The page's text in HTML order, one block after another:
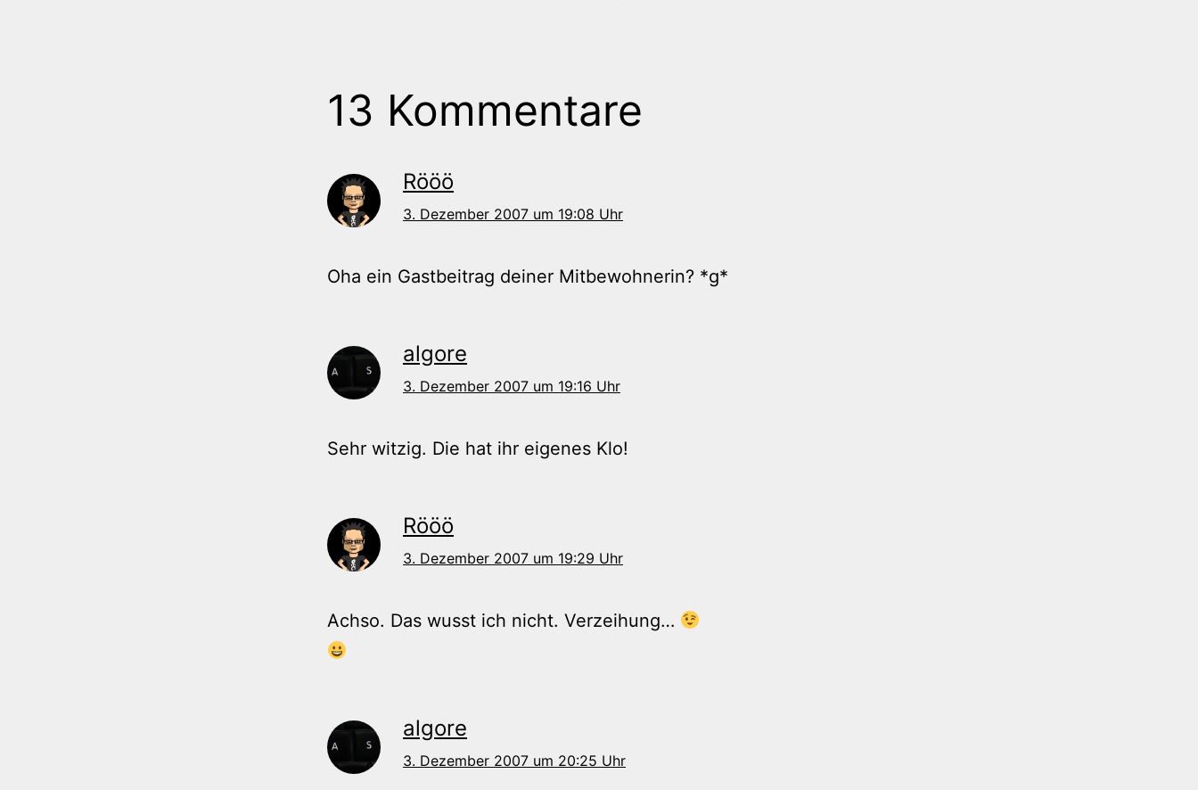
13 Kommentare
Rööö
3. Dezember 2007 um 19:08 Uhr
Oha ein Gastbeitrag deiner Mitbewohnerin? *g*
algore
3. Dezember 2007 um 19:16 Uhr
Sehr witzig. Die hat ihr eigenes Klo!
Rööö
3. Dezember 2007 um 19:29 Uhr
Achso. Das wusst ich nicht. Verzeihung…
algore
3. Dezember 2007 um 20:25 Uhr